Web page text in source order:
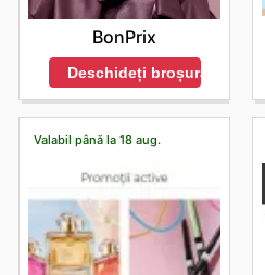
BonPrix
Deschideți broșura
Valabil până la 18 aug.